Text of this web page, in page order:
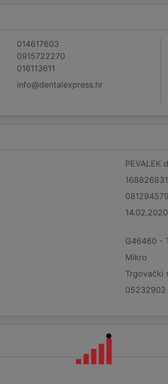
014617603
0915722270
016113611
info@dentalexpress.hr
PEVALEK
081294579
G46460 -
Mikro
Trgovački
05232902